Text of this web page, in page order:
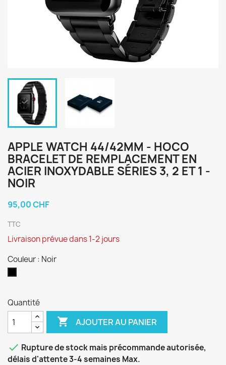
APPLE WATCH 44/42MM - HOCO
BRACELET DE REMPLACEMENT EN
ACIER INOXYDABLE SÉRIES 3, 2 ET 1 -
NOIR
95,00 CHF
TTC
Livraison prévue dans 1-2 jours
Couleur : Noir
Quantité
 AJOUTER AU PANIER
 Rupture de stock mais précommande autorisée,
délais d'attente 3-4 semaines Max.